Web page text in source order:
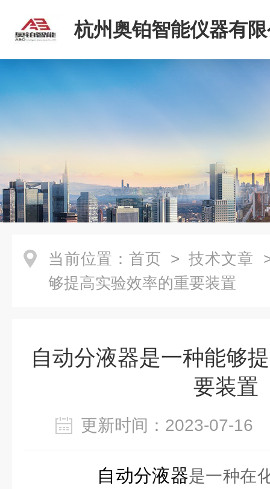
杭州奥铂智能仪器有
当前位置： 首页 > 技术文章
够提高实验效率的重要装置
自动分液器是一种能够
要装置
更新时间：2023-07-
自动分液器是一种在